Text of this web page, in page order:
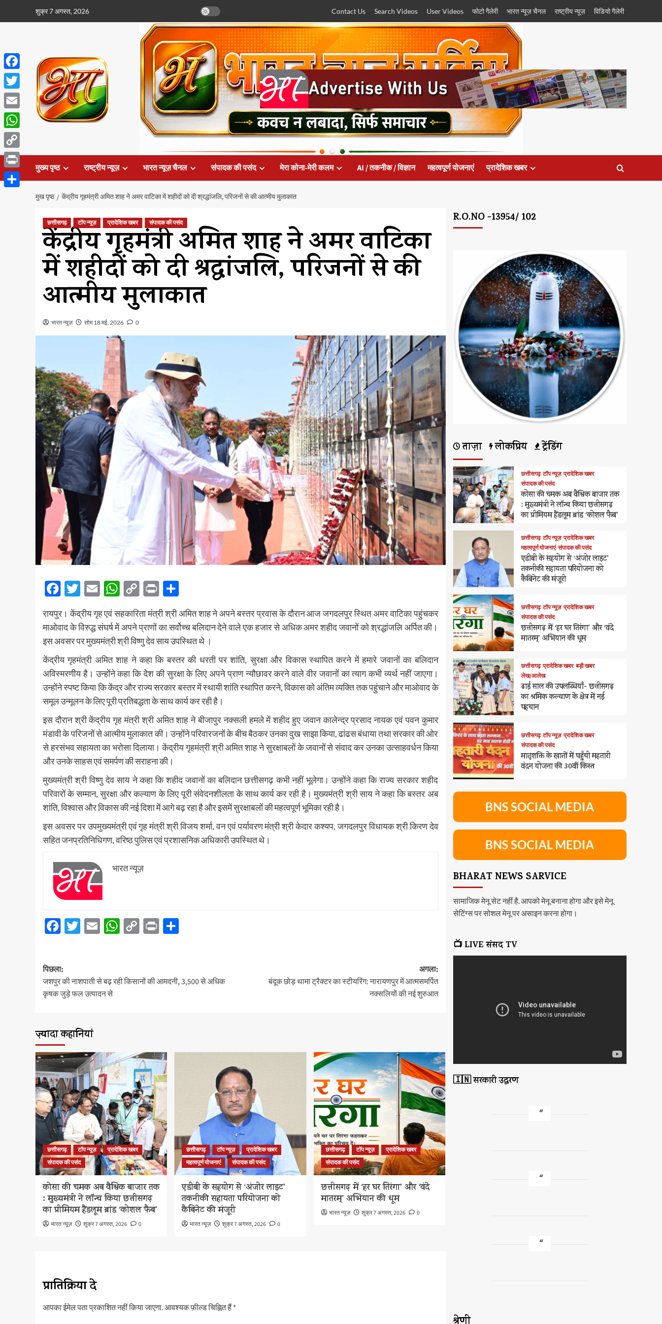
शुक्र 7 अगस्त, 2026 Contact Us Search Videos User Videos फोटो गैलेरी भारत न्यूज़ चैनल राष्ट्रीय न्यूज़ विडियो गैलेरी
मुख्य पृष्ठ राष्ट्रीय न्यूज़ भारत न्यूज़ चैनल संपादक की पसंद मेरा कोना-मेरी कलम AI / तकनीक / विज्ञान महत्वपूर्ण योजनाएं प्रादेशिक खबर
मुख पृष्ठ केंद्रीय गृहमंत्री अमित शाह ने अमर वाटिका में शहीदों को दी श्रद्धांजलि, परिजनों से की आत्मीय मुलाकात
छत्तीसगढ़ टॉप न्यूज़ प्रादेशिक खबर संपादक की पसंद
केंद्रीय गृहमंत्री अमित शाह ने अमर वाटिका
में शहीदों को दी श्रद्धांजलि, परिजनों से की
आत्मीय मुलाकात
भारत न्यूज़ सोम 18 मई, 2026 0
Facebook
Twitter
EmailWhatsApp
Copy
Link
Print
रायपुर। केंद्रीय गृह एवं सहकारिता मंत्री श्री अमित शाह ने अपने बस्तर प्रवास के दौरान आज जगदलपुर स्थित अमर वाटिका पहुंचकर
माओवाद के विरुद्ध संघर्ष में अपने प्राणों का सर्वोच्च बलिदान देने वाले एक हजार से अधिक अमर शहीद जवानों को श्रद्धांजलि अर्पित की।
इस अवसर पर मुख्यमंत्री श्री विष्णु देव साय उपस्थित थे ।
केंद्रीय गृहमंत्री अमित शाह ने कहा कि बस्तर की धरती पर शांति, सुरक्षा और विकास स्थापित करने में हमारे जवानों का बलिदान
अविस्मरणीय है। उन्होंने कहा कि देश की सुरक्षा के लिए अपने प्राण न्यौछावर करने वाले वीर जवानों का त्याग कभी व्यर्थ नहीं जाएगा।
उन्होंने स्पष्ट किया कि केंद्र और राज्य सरकार बस्तर में स्थायी शांति स्थापित करने, विकास को अंतिम व्यक्ति तक पहुंचाने और माओवाद के
समूल उन्मूलन के लिए पूरी प्रतिबद्धता के साथ कार्य कर रही है।
इस दौरान श्री केंद्रीय गृह मंत्री श्री अमित शाह ने बीजापुर नक्सली हमले में शहीद हुए जवान कालेन्द्र प्रसाद नायक एवं पवन कुमार
मंडावी के परिजनों से आत्मीय मुलाकात की। उन्होंने परिवारजनों के बीच बैठकर उनका दुख साझा किया, ढांढस बंधाया तथा सरकार की ओर
से हरसंभव सहायता का भरोसा दिलाया। केंद्रीय गृहमंत्री श्री अमित शाह ने सुरक्षाबलों के जवानों से संवाद कर उनका उत्साहवर्धन किया
और उनके साहस एवं समर्पण की सराहना की।
मुख्यमंत्री श्री विष्णु देव साय ने कहा कि शहीद जवानों का बलिदान छत्तीसगढ़ कभी नहीं भूलेगा। उन्होंने कहा कि राज्य सरकार शहीद
परिवारों के सम्मान, सुरक्षा और कल्याण के लिए पूरी संवेदनशीलता के साथ कार्य कर रही है। मुख्यमंत्री श्री साय ने कहा कि बस्तर अब
शांति, विश्वास और विकास की नई दिशा में आगे बढ़ रहा है और इसमें सुरक्षाबलों की महत्वपूर्ण भूमिका रही है।
इस अवसर पर उपमुख्यमंत्री एवं गृह मंत्री श्री विजय शर्मा, वन एवं पर्यावरण मंत्री श्री केदार कश्यप, जगदलपुर विधायक श्री किरण देव
सहित जनप्रतिनिधिगण, वरिष्ठ पुलिस एवं प्रशासनिक अधिकारी उपस्थित थे।
भारत न्यूज़
Facebook
Twitter
EmailWhatsApp
Copy
Print
पोस्ट
नेविगेशन
पिछला:
जशपुर की नाशपाती से बढ़ रही किसानों की आमदनी, 3,500 से अधिक
कृषक जुड़े फल उत्पादन से
अगला:
​बंदूक छोड़ थामा ट्रैक्टर का स्टीयरिंग: नारायणपुर में आत्मसमर्पित
नक्सलियों की नई शुरुआत
ज़्यादा कहानियां
छत्तीसगढ़ टॉप न्यूज़
प्रादेशिक खबर
संपादक की पसंद
कोसा की चमक अब वैश्विक बाजार तक
: मुख्यमंत्री ने लॉन्च किया छत्तीसगढ़
का प्रीमियम हैंडलूम ब्रांड ‘कोशल फैब’
भारत न्यूज़ शुक्र 7 अगस्त, 2026 0
छत्तीसगढ़ टॉप न्यूज़
प्रादेशिक खबर
महत्वपूर्ण योजनाएं
संपादक की पसंद
एडीबी के सहयोग से ‘अंजोर लाइट’
तकनीकी सहायता परियोजना को
कैबिनेट की मंजूरी
भारत न्यूज़ शुक्र 7 अगस्त, 2026 0
छत्तीसगढ़ टॉप न्यूज़
प्रादेशिक खबर
संपादक की पसंद
छत्तीसगढ़ में ‘हर घर तिरंगा’ और ‘वंदे
मातरम्’ अभियान की धूम
भारत न्यूज़ शुक्र 7 अगस्त, 2026 0
प्रातिक्रिया दे
आपका ईमेल पता प्रकाशित नहीं किया जाएगा.आवश्यक फ़ील्ड चिह्नित हैं*
R.O.NO -13954/ 102
ताज़ा लोकप्रिय ट्रेंडिंग
छत्तीसगढ़ टॉप न्यूज़ प्रादेशिक खबर
संपादक की पसंद
कोसा की चमक अब वैश्विक बाजार तक
: मुख्यमंत्री ने लॉन्च किया छत्तीसगढ़
का प्रीमियम हैंडलूम ब्रांड ‘कोशल फैब’
छत्तीसगढ़ टॉप न्यूज़ प्रादेशिक खबर
महत्वपूर्ण योजनाएं संपादक की पसंद
एडीबी के सहयोग से ‘अंजोर लाइट’
तकनीकी सहायता परियोजना को
कैबिनेट की मंजूरी
छत्तीसगढ़ टॉप न्यूज़ प्रादेशिक खबर
संपादक की पसंद
छत्तीसगढ़ में ‘हर घर तिरंगा’ और ‘वंदे
मातरम्’ अभियान की धूम
छत्तीसगढ़ प्रादेशिक खबर बड़ी खबर
लेख/आलेख
ढाई साल की उपलब्धियाँ- छत्तीसगढ़
का श्रमिक कल्याण के क्षेत्र में नई
पहचान
छत्तीसगढ़ टॉप न्यूज़ प्रादेशिक खबर
संपादक की पसंद
मातृशक्ति के खातों में पहुँची महतारी
वंदन योजना की 30वीं किस्त
BNS SOCIAL MEDIA
BNS SOCIAL MEDIA
BHARAT NEWS SARVICE
सामाजिक मेनू सेट नहीं है. आपको मेनू बनाना होगा और इसे मेनू
सेटिंग्स पर सोशल मेनू पर असाइन करना होगा।
📺 LIVE संसद TV
🇮🇳 सरकारी उद्धरण
Facebook
Twitter
Email
WhatsApp
Copy
Link
Print